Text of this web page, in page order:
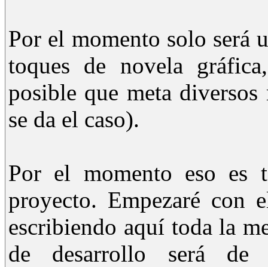
Por el momento solo
toques de novela
posible que meta
se da el caso).
Por el momento eso es
proyecto. Empezaré
escribiendo aquí toda la
de desarrollo será de